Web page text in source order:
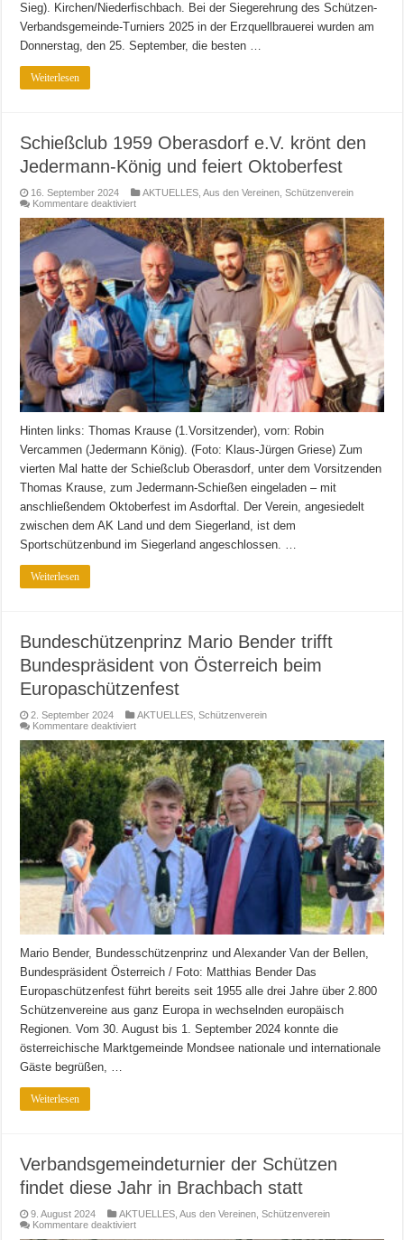
Sieg). Kirchen/Niederfischbach. Bei der Siegerehrung des Schützen-
Verbandsgemeinde-Turniers 2025 in der Erzquellbrauerei wurden am
Donnerstag, den 25. September, die besten …
Weiterlesen
Schießclub 1959 Oberasdorf e.V. krönt den
Jedermann-König und feiert Oktoberfest
16. September 2024 AKTUELLES ,Aus den Vereinen ,Schützenverein
Kommentare deaktiviertfür
1959
Oberasdorf
e.V.
krönt
den
Jedermann-
König
und
feiert
Oktoberfest
Hinten links: Thomas Krause (1.Vorsitzender), vorn: Robin
Vercammen (Jedermann König). (Foto: Klaus-Jürgen Griese) Zum
vierten Mal hatte der Schießclub Oberasdorf, unter dem Vorsitzenden
Thomas Krause, zum Jedermann-Schießen eingeladen – mit
anschließendem Oktoberfest im Asdorftal. Der Verein, angesiedelt
zwischen dem AK Land und dem Siegerland, ist dem
Sportschützenbund im Siegerland angeschlossen. …
Weiterlesen
Bundeschützenprinz Mario Bender trifft
Bundespräsident von Österreich beim
Europaschützenfest
2. September 2024 AKTUELLES ,Schützenverein
Kommentare deaktiviertfür
Mario
Bender
trifft
Bundespräsident
von
Österreich
beim
Europaschützenfest
Mario Bender, Bundesschützenprinz und Alexander Van der Bellen,
Bundespräsident Österreich / Foto: Matthias Bender Das
Europaschützenfest führt bereits seit 1955 alle drei Jahre über 2.800
Schützenvereine aus ganz Europa in wechselnden europäisch
Regionen. Vom 30. August bis 1. September 2024 konnte die
österreichische Marktgemeinde Mondsee nationale und internationale
Gäste begrüßen, …
Weiterlesen
Verbandsgemeindeturnier der Schützen
findet diese Jahr in Brachbach statt
9. August 2024 AKTUELLES ,Aus den Vereinen ,Schützenverein
Kommentare deaktiviertfür